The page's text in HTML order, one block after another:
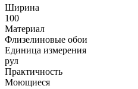
Ширина
100
Материал
Флизелиновые обои
Единица измерения
рул
Практичность
Моющиеся